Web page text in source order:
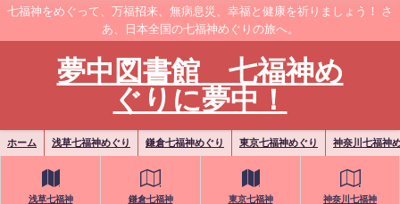
七福神をめぐって、万福招来、無病息災、幸福と健康を祈りましょう！ さ
あ、日本全国の七福神めぐりの旅へ。
夢中図書館 七福神め
ぐりに夢中！
ホーム 浅草七福神めぐり 鎌倉七福神めぐり 東京七福神めぐり 神奈川七福神
浅草七福神 鎌倉七福神 東京七福神 神奈川七福神